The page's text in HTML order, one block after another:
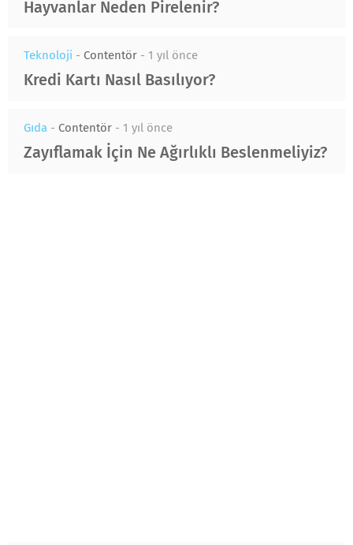
Hayvanlar Neden Pirelenir?
Teknoloji - Contentör - 1 yıl önce
Kredi Kartı Nasıl Basılıyor?
Gıda - Contentör - 1 yıl önce
Zayıflamak İçin Ne Ağırlıklı Beslenmeliyiz?